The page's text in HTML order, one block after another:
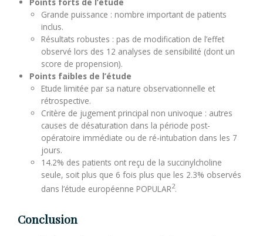
Grande puissance : nombre important de patients
inclus.
Résultats robustes : pas de modification de l’effet
observé lors des 12 analyses de sensibilité (dont un
score de propension).
Points faibles de l’étude
Etude limitée par sa nature observationnelle et
rétrospective.
Critère de jugement principal non univoque : autres
causes de désaturation dans la période post-
opératoire immédiate ou de ré-intubation dans les 7
jours.
14.2% des patients ont reçu de la succinylcholine
seule, soit plus que 6 fois plus que les 2.3% observés
dans l’étude européenne POPULAR2.
Conclusion